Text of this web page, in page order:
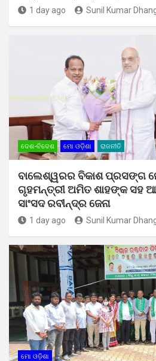
1 day ago Sunil Kumar
ଦେଶ-ବିଦେଶ ମୋ ଓଡ଼ିଶା ରାଜନୀତି
ବାଲେଶ୍ୱରର ବିକାଶ ପ୍ରସଙ୍ଗ
ଗୃହମନ୍ତ୍ରୀ ଅମିତ ଶାହଙ୍କ ସହ
ସାଂସଦ ରବୀନ୍ଦ୍ର ଜେନା
1 day ago Sunil Kumar
ମୋ ଓଡ଼ିଶା